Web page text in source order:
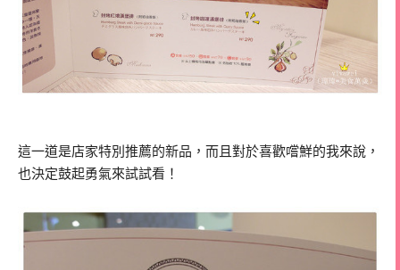
這一道是店家特別推薦的新品，而且對於喜歡嚐鮮的我來說，
也決定鼓起勇氣來試試看！